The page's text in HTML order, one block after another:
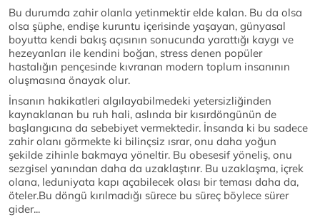
Bu durumda zahir olanla yetinmektir elde kalan. Bu da olsa
olsa şüphe, endişe kuruntu içerisinde yaşayan, günyasal
boyutta kendi bakış açısının sonucunda yarattığı kaygı ve
hezeyanları ile kendini boğan, stress denen popüler
hastalığın pençesinde kıvranan modern toplum insanının
oluşmasına önayak olur.
İnsanın hakikatleri algılayabilmedeki yetersizliğinden
kaynaklanan bu ruh hali, aslında bir kısırdöngünün de
başlangıcına da sebebiyet vermektedir. İnsanda ki bu sadece
zahir olanı görmekte ki bilinçsiz ısrar, onu daha yoğun
şekilde zihinle bakmaya yöneltir. Bu obesesif yöneliş, onu
sezgisel yanından daha da uzaklaştırır. Bu uzaklaşma, içrek
olana, leduniyata kapı açabilecek olası bir teması daha da,
öteler.Bu döngü kırılmadığı sürece bu süreç böylece sürer
gider...